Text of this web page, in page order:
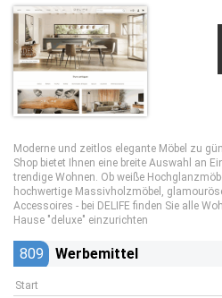
Moderne und zeitlos elegante Möbel zu
Shop bietet Ihnen eine breite Auswahl an
trendige Wohnen. Ob weiße
hochwertige Massivholzmöbel,
Accessoires - bei DELIFE finden Sie alle
Hause "deluxe" einzurichten
809 Werbemittel
Start